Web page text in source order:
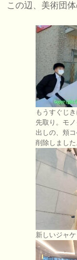
この辺、美術団
もうすぐじ
先取り。モ
出しの、頬
削除しました
新しいジャケ